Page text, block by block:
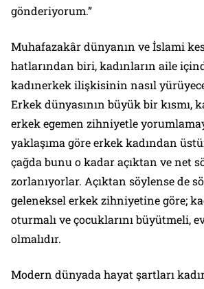
gönderiyorum.”
Muhafazakâr dünyanın ve İslami
hatlarından biri, kadınların aile
kadınerkek ilişkisinin nasıl
Erkek dünyasının büyük bir kısmı,
erkek egemen zihniyetle
yaklaşıma göre erkek kadından
çağda bunu o kadar açıktan ve net
zorlanıyorlar. Açıktan söylense de
geleneksel erkek zihniyetine göre;
oturmalı ve çocuklarını büyütmeli,
olmalıdır.
Modern dünyada hayat şartları